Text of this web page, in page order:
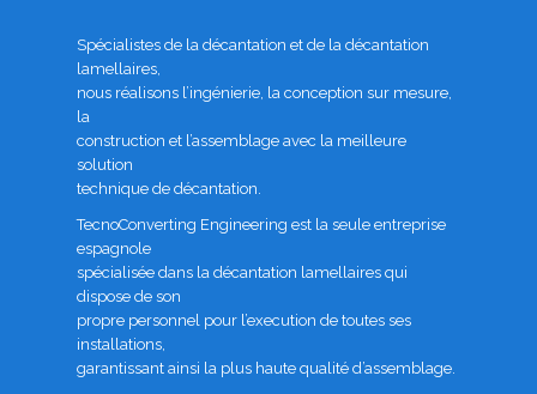
Spécialistes de la décantation et de la décantation
lamellaires,
nous réalisons l’ingénierie, la conception sur mesure,
la
construction et l’assemblage avec la meilleure
solution
technique de décantation.
TecnoConverting Engineering est la seule entreprise
espagnole
spécialisée dans la décantation lamellaires qui
dispose de son
propre personnel pour l’execution de toutes ses
installations,
garantissant ainsi la plus haute qualité d’assemblage.